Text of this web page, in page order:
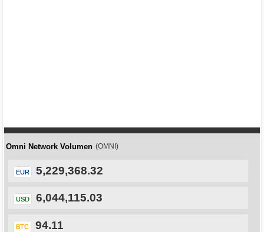
Omni Network Volumen (OMNI)
EUR 5,229,368.32
USD 6,044,115.03
BTC 94.11